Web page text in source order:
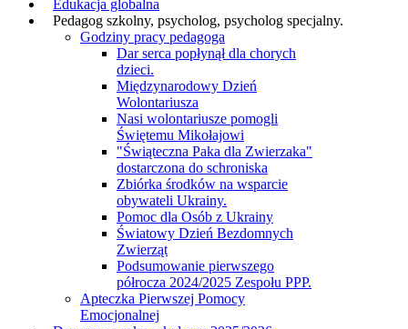
Edukacja globalna
Pedagog szkolny, psycholog, psycholog specjalny.
Godziny pracy pedagoga
Dar serca popłynął dla chorych
dzieci.
Międzynarodowy Dzień
Wolontariusza
Nasi wolontariusze pomogli
Świętemu Mikołajowi
"Świąteczna Paka dla Zwierzaka"
dostarczona do schroniska
Zbiórka środków na wsparcie
obywateli Ukrainy.
Pomoc dla Osób z Ukrainy
Światowy Dzień Bezdomnych
Zwierząt
Podsumowanie pierwszego
półrocza 2024/2025 Zespołu PPP.
Apteczka Pierwszej Pomocy
Emocjonalnej